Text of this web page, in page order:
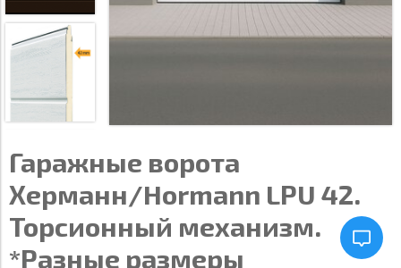
Гаражные ворота
Херманн/Hormann LPU 42.
Торсионный механизм.
*Разные размеры